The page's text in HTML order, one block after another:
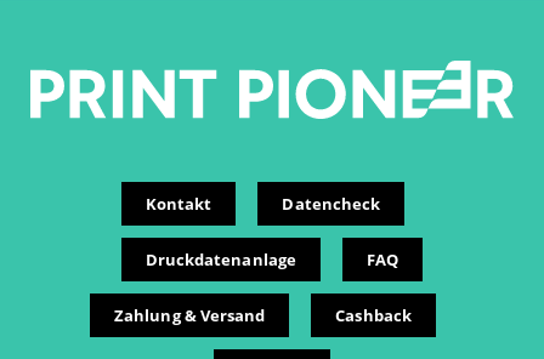
Kontakt Datencheck
Druckdatenanlage FAQ
Zahlung & Versand Cashback